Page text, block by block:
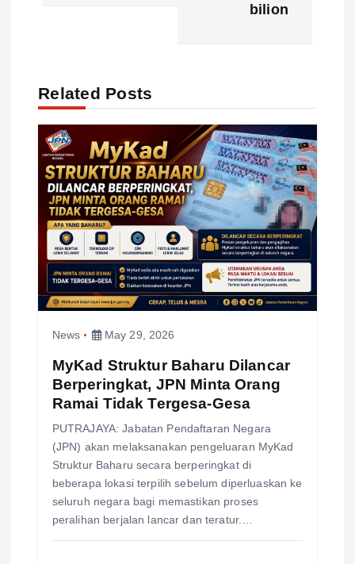
v
a
bilion
Related Posts
News May 29, 2026
MyKad Struktur Baharu Dilancar
Berperingkat, JPN Minta Orang
Ramai Tidak Tergesa-Gesa
PUTRAJAYA: Jabatan Pendaftaran Negara
(JPN) akan melaksanakan pengeluaran MyKad
Struktur Baharu secara berperingkat di
beberapa lokasi terpilih sebelum diperluaskan ke
seluruh negara bagi memastikan proses
peralihan berjalan lancar dan teratur.…